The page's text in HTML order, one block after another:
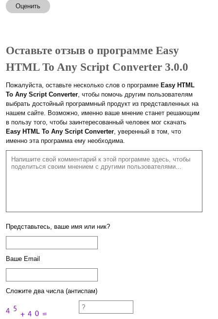
Оценить
Оставьте отзыв о программе Easy
HTML To Any Script Converter 3.0.0
Пожалуйста, оставьте несколько слов о программе Easy HTML
To Any Script Converter, чтобы помочь другим пользователям
выбрать достойный программный продукт из представленных на
нашем сайте. Возможно, именно ваше мнение станет решающим
в пользу того, чтобы заинтересованный человек мог скачать
Easy HTML To Any Script Converter, уверенный в том, что
именно эта программа ему необходима.
Представьтесь, ваше имя или ник?
Ваше Email
Сложите два числа (антиспам)